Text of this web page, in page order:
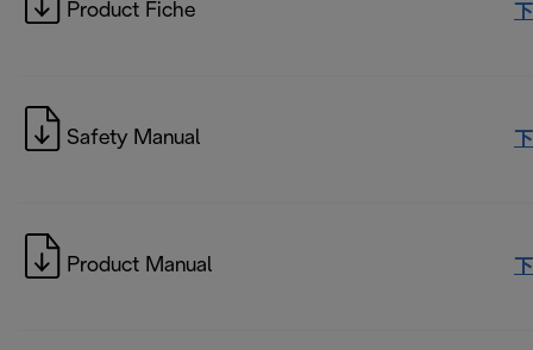
Product Fiche
Safety Manual
Product Manual